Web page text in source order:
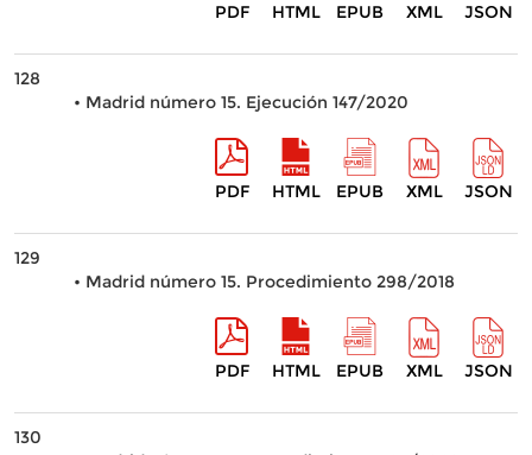
PDF HTML EPUB XML JSON
128
• Madrid número 15. Ejecución 147/2020
PDF HTML EPUB XML JSON
129
• Madrid número 15. Procedimiento 298/2018
PDF HTML EPUB XML JSON
130